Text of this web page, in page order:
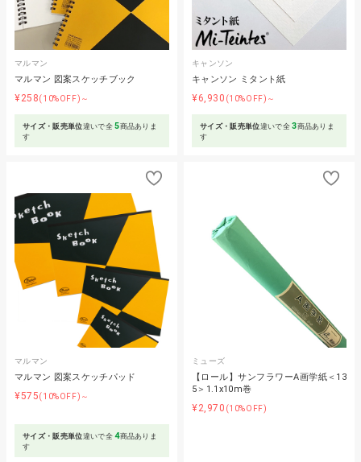
マルマン
マルマン 図案スケッチブック
¥258(10%OFF)～
サイズ・販売単位違いで全5商品ありま
す
キャンソン
キャンソン ミタント紙
¥6,930 (10%OFF)～
サイズ・販売単位違いで全3商品ありま
す
マルマン
マルマン 図案スケッチパッド
¥575(10%OFF)～
サイズ・販売単位違いで全4商品ありま
す
ミューズ
【ロール】サンフラワーA画学紙＜13
5＞1.1x10m巻
¥2,970 (10%OFF)